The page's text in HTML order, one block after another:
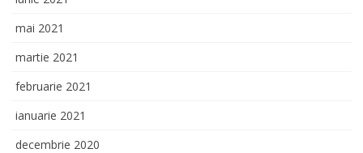
mai 2021
martie 2021
februarie 2021
ianuarie 2021
decembrie 2020